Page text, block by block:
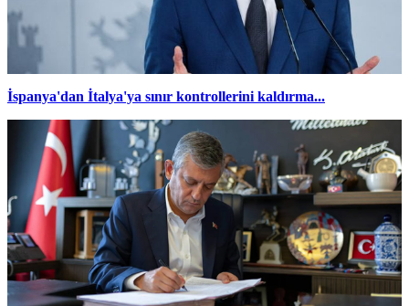
İspanya'dan İtalya'ya sınır kontrollerini kaldırma...